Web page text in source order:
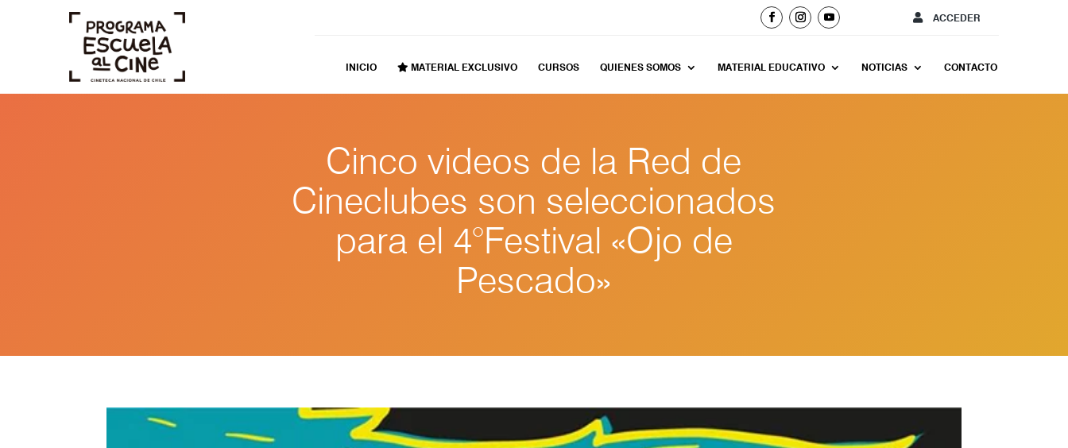
ACCEDER
INICIO MATERIAL EXCLUSIVO CURSOS QUIENES SOMOS MATERIAL EDUCATIVO NOTICIAS CONTACTO
Cinco videos de la Red de
Cineclubes son seleccionados
para el 4°Festival «Ojo de
Pescado»